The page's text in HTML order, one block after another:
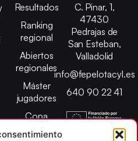
Resultados
Ranking
regional
Abiertos
regionales
Máster
jugadores
Copa
presidente
C. Pinar, 1,
47430
Pedrajas de
San Esteban,
Valladolid
info@fepelotacyl.es
640 90 22 41